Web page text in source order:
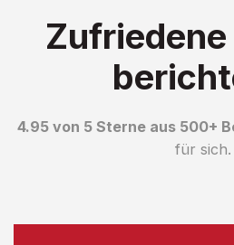
Zufriedene
4.95 von 5 Sterne aus 500+
für sich.